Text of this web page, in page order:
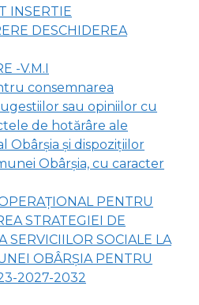
INSERTIE
DESCHIDEREA
-V.M.I
consemnarea
sau opiniilor cu
de hotărâre ale
Obârșia și dispozițiilor
Obârșia, cu caracter
PENTRU
STRATEGIEI DE
SERVICIILOR SOCIALE LA
OBÂRȘIA PENTRU
2027-2032